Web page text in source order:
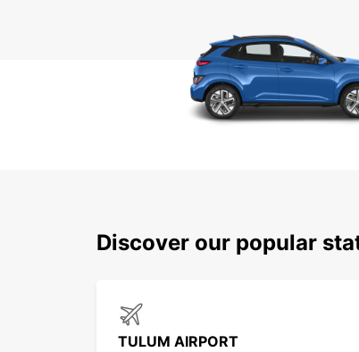
Discover our popular
TULUM AIRPORT